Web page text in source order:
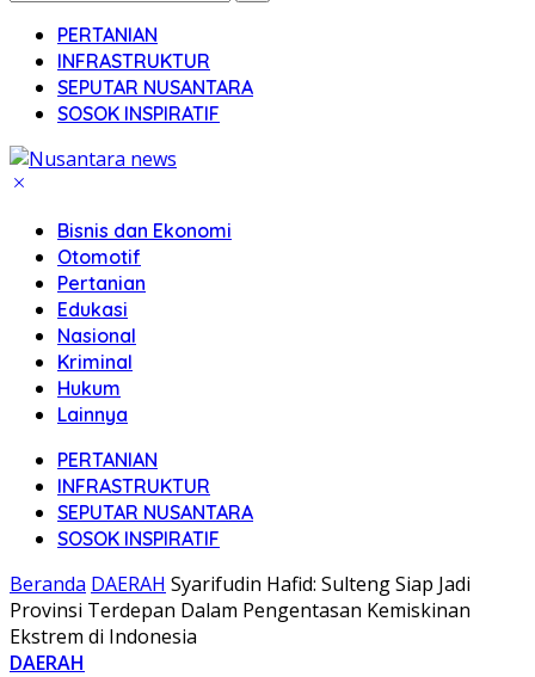
PERTANIAN
INFRASTRUKTUR
SEPUTAR NUSANTARA
SOSOK INSPIRATIF
Bisnis dan Ekonomi
Otomotif
Pertanian
Edukasi
Nasional
Kriminal
Hukum
Lainnya
PERTANIAN
INFRASTRUKTUR
SEPUTAR NUSANTARA
SOSOK INSPIRATIF
Beranda DAERAH Syarifudin Hafid: Sulteng Siap Jadi
Provinsi Terdepan Dalam Pengentasan Kemiskinan
Ekstrem di Indonesia
DAERAH